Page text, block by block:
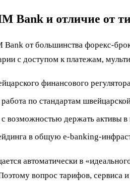
Bank и отличие от
Bank от большинства форекс-
с доступом к платежам,
финансового
по стандартам
возможностью держать активы в
в общую e-banking-
автоматически в
вопрос тарифов, сервиса